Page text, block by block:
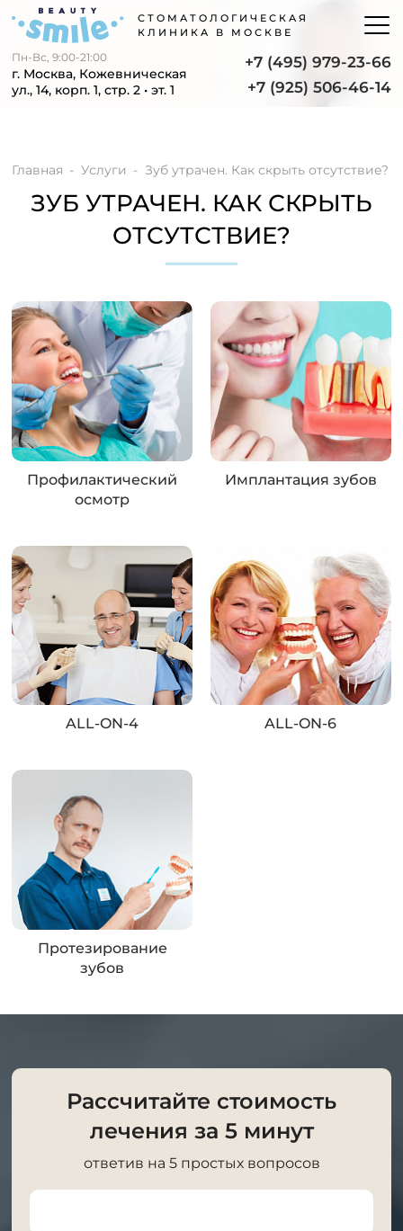
СТОМАТОЛОГИЧЕСКАЯ
КЛИНИКА В МОСКВЕ
Пн-Вс, 9:00-21:00
г. Москва, Кожевническая
ул., 14, корп. 1, стр. 2 • эт. 1
+7 (495) 979-23-66
+7 (925) 506-46-14
Главная Услуги Зуб утрачен. Как скрыть отсутствие?
ЗУБ УТРАЧЕН. КАК СКРЫТЬ
ОТСУТСТВИЕ?
Профилактический
осмотр
Имплантация зубов
ALL-ON-4 ALL-ON-6
Протезирование
зубов
Рассчитайте стоимость
лечения за 5 минут
ответив на 5 простых вопросов